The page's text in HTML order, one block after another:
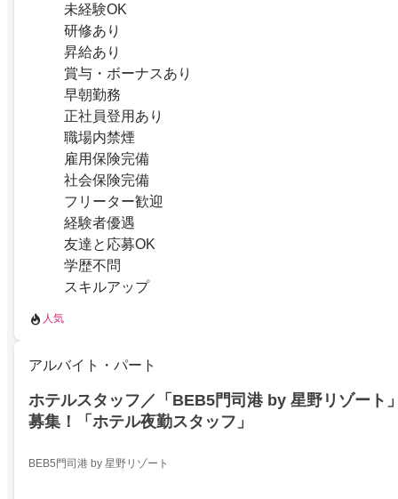
未経験OK
研修あり
昇給あり
賞与・ボーナスあり
早朝勤務
正社員登用あり
職場内禁煙
雇用保険完備
社会保険完備
フリーター歓迎
経験者優遇
友達と応募OK
学歴不問
スキルアップ
人気
アルバイト・パート
ホテルスタッフ／「BEB5門司港 by 星野リゾート
募集！「ホテル夜勤スタッフ」
BEB5門司港 by 星野リゾート